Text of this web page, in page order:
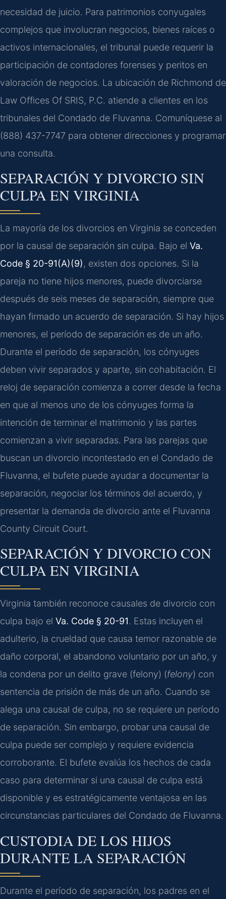
necesidad de juicio. Para patrimonios conyugales
complejos que involucran negocios, bienes raíces o
activos internacionales, el tribunal puede requerir la
participación de contadores forenses y peritos en
valoración de negocios. La ubicación de Richmond de
Law Offices Of SRIS, P.C. atiende a clientes en los
tribunales del Condado de Fluvanna. Comuníquese al
(888) 437-7747 para obtener direcciones y programar
una consulta.
SEPARACIÓN Y DIVORCIO SIN
CULPA EN VIRGINIA
La mayoría de los divorcios en Virginia se conceden
por la causal de separación sin culpa. Bajo el Va.
Code § 20-91(A)(9), existen dos opciones. Si la
pareja no tiene hijos menores, puede divorciarse
después de seis meses de separación, siempre que
hayan firmado un acuerdo de separación. Si hay hijos
menores, el período de separación es de un año.
Durante el período de separación, los cónyuges
deben vivir separados y aparte, sin cohabitación. El
reloj de separación comienza a correr desde la fecha
en que al menos uno de los cónyuges forma la
intención de terminar el matrimonio y las partes
comienzan a vivir separadas. Para las parejas que
buscan un divorcio incontestado en el Condado de
Fluvanna, el bufete puede ayudar a documentar la
separación, negociar los términos del acuerdo, y
presentar la demanda de divorcio ante el Fluvanna
County Circuit Court.
SEPARACIÓN Y DIVORCIO CON
CULPA EN VIRGINIA
Virginia también reconoce causales de divorcio con
culpa bajo el Va. Code § 20-91. Estas incluyen el
adulterio, la crueldad que causa temor razonable de
daño corporal, el abandono voluntario por un año, y
la condena por un delito grave (felony) (felony) con
sentencia de prisión de más de un año. Cuando se
alega una causal de culpa, no se requiere un período
de separación. Sin embargo, probar una causal de
culpa puede ser complejo y requiere evidencia
corroborante. El bufete evalúa los hechos de cada
caso para determinar si una causal de culpa está
disponible y es estratégicamente ventajosa en las
circunstancias particulares del Condado de Fluvanna.
CUSTODIA DE LOS HIJOS
DURANTE LA SEPARACIÓN
Durante el período de separación, los padres en el